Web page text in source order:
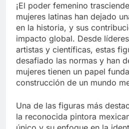
¡El poder femenino
mujeres latinas han dejado
en la historia, y sus
impacto global. Desde
artistas y científicas, estas
desafiado las normas y han
mujeres tienen un papel
construcción de un mundo
Una de las figuras más
la reconocida pintora